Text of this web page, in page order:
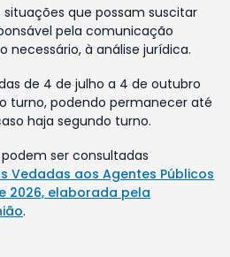
situações que possam suscitar
pela comunicação
necessário, à análise jurídica.
de 4 de julho a 4 de outubro
turno, podendo permanecer até
haja segundo turno.
ser consultadas
Vedadas aos Agentes Públicos
2026, elaborada pela
.